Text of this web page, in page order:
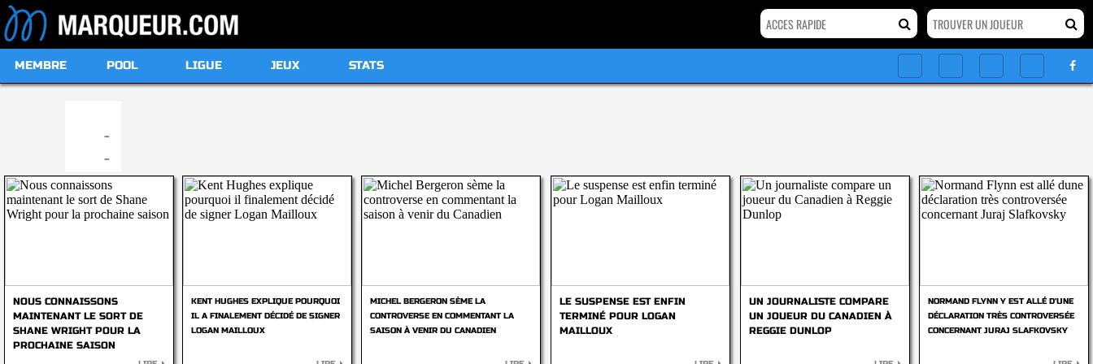
MEMBRE POOL LIGUE JEUX STATS
-
-
NOUS CONNAISSONS
MAINTENANT LE SORT DE
SHANE WRIGHT POUR LA
PROCHAINE SAISON
KENT HUGHES EXPLIQUE POURQUOI
IL A FINALEMENT DÉCIDÉ DE SIGNER
LOGAN MAILLOUX
MICHEL BERGERON SÈME LA
CONTROVERSE EN COMMENTANT LA
SAISON À VENIR DU CANADIEN
LE SUSPENSE EST ENFIN
TERMINÉ POUR LOGAN
MAILLOUX
UN JOURNALISTE COMPARE
UN JOUEUR DU CANADIEN À
REGGIE DUNLOP
NORMAND FLYNN Y EST ALLÉ D'UNE
DÉCLARATION TRÈS CONTROVERSÉE
CONCERNANT JURAJ SLAFKOVSKY